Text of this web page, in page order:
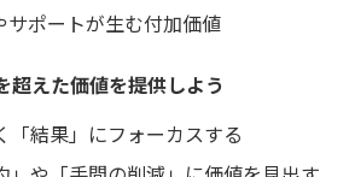
サポートが生む付加価値
超えた価値を提供しよう
「結果」にフォーカスする